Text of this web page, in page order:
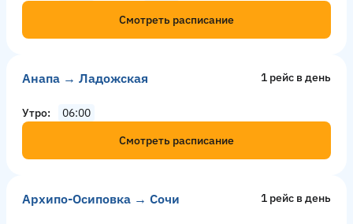
Смотреть расписание
Анапа → Ладожская 1 рейс в день
Утро
06:00
Смотреть расписание
Архипо-Осиповка → Сочи 1 рейс в день